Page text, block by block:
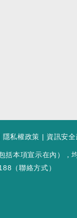
隱私權政策 | 資訊安
括本項宣示在內），
（聯絡方式）